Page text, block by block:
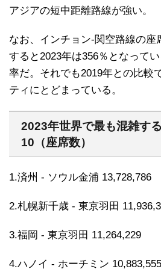
アジアの短中距離路線が強い。
なお、インチョン-関空路線の座
すると2023年は356％となって
率だ。それでも2019年との比較
ティにとどまっている。
2023年世界で最も混雑す
10（座席数）
1.済州 - ソウル金浦 13,728,786
2.札幌新千歳 - 東京羽田
3.福岡 - 東京羽田 11,264,229
4.ハノイ - ホーチミン 10,883,555